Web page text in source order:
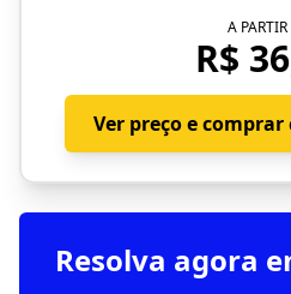
A PARTIR
R$
Ver preço e
Resolva agora